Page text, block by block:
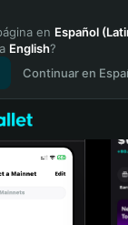
en Español
English?
Continuar en